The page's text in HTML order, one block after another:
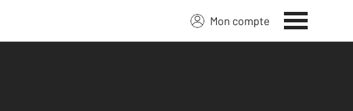
Mon compte